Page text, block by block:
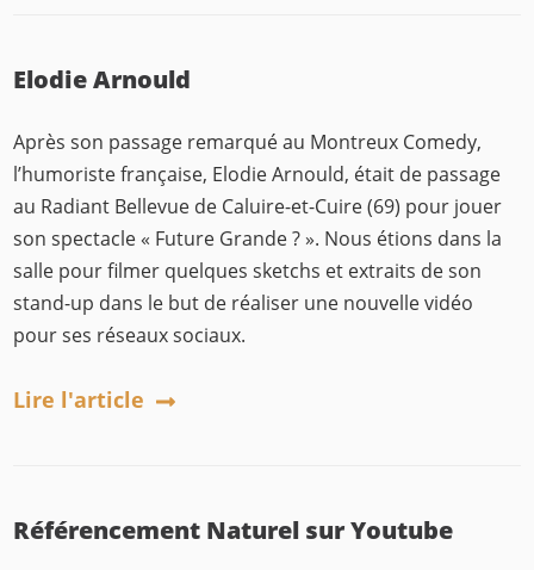
Elodie Arnould
Après son passage remarqué au Montreux Comedy,
l’humoriste française, Elodie Arnould, était de passage
au Radiant Bellevue de Caluire-et-Cuire (69) pour jouer
son spectacle « Future Grande ? ». Nous étions dans la
salle pour filmer quelques sketchs et extraits de son
stand-up dans le but de réaliser une nouvelle vidéo
pour ses réseaux sociaux.
Lire l'article
Référencement Naturel sur Youtube